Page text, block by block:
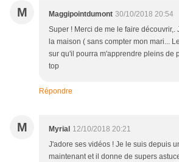
M Maggipointdumont 30/10/2018 20:54
Super ! Merci de me le faire découvrir,.
la maison ( sans compter mon mari...
sur qu'il pourra m'apprendre pleins de
top
Répondre
M Myrial 12/10/2018 20:21
J'adore ses vidéos ! Je le suis depuis
maintenant et il donne de supers